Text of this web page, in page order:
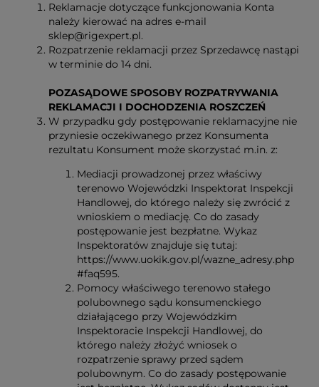
Reklamacje dotyczące funkcjonowania Konta
należy kierować na adres e-mail
sklep@rigexpert.pl.
Rozpatrzenie reklamacji przez Sprzedawcę nastąpi
w terminie do 14 dni.
POZASĄDOWE SPOSOBY ROZPATRYWANIA
REKLAMACJI I DOCHODZENIA ROSZCZEŃ
W przypadku gdy postępowanie reklamacyjne nie
przyniesie oczekiwanego przez Konsumenta
rezultatu Konsument może skorzystać m.in. z:
Mediacji prowadzonej przez właściwy
terenowo Wojewódzki Inspektorat Inspekcji
Handlowej, do którego należy się zwrócić z
wnioskiem o mediację. Co do zasady
postępowanie jest bezpłatne. Wykaz
Inspektoratów znajduje się tutaj:
https://www.uokik.gov.pl/wazne_adresy.php
#faq595.
Pomocy właściwego terenowo stałego
polubownego sądu konsumenckiego
działającego przy Wojewódzkim
Inspektoracie Inspekcji Handlowej, do
którego należy złożyć wniosek o
rozpatrzenie sprawy przed sądem
polubownym. Co do zasady postępowanie